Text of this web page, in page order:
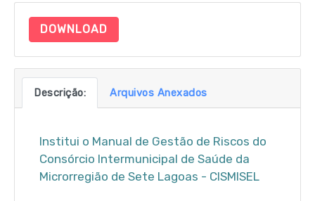
DOWNLOAD
Descrição: Arquivos Anexados
Institui o Manual de Gestão de Riscos do
Consórcio Intermunicipal de Saúde da
Microrregião de Sete Lagoas - CISMISEL